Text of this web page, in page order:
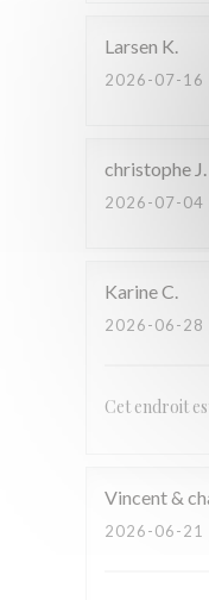
Larsen K
2026-07-16
christophe J
2026-07-04
KarineC
2026-06-28
Cet endroit
Vincent &
2026-06-21